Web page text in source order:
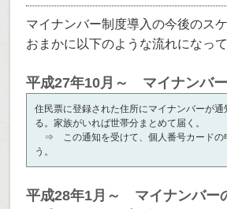
マイナンバー制度導入の今後のス
おまかに以下のような流れになって
平成27年10月～ マイナンバ
住民票に登録された住所にマイナンバーが
る。家族がいれば世帯分まとめて届く。
⇒ この通知を受けて、個人番号カードの
う。
平成28年1月～ マイナンバー